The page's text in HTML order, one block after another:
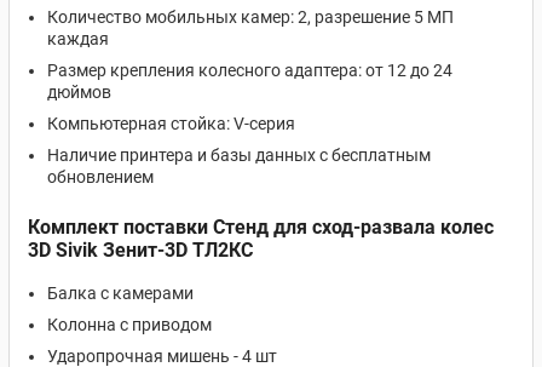
Количество мобильных камер: 2, разрешение 5 МП
каждая
Размер крепления колесного адаптера: от 12 до 24
дюймов
Компьютерная стойка: V-серия
Наличие принтера и базы данных с бесплатным
обновлением
Комплект поставки Стенд для сход-развала колес
3D Sivik Зенит-3D ТЛ2КС
Балка с камерами
Колонна с приводом
Ударопрочная мишень - 4 шт